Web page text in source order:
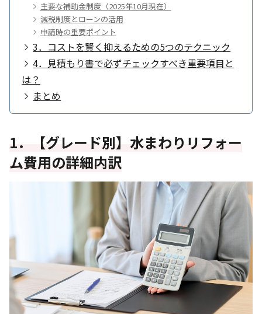
主要な補助金制度（2025年10月現在）
減税制度とローンの活用
申請時の重要ポイント
3．コストを賢く抑えるための5つのテクニック
4．見積もり書で必ずチェックすべき重要項目と
は？
まとめ
1．【グレード別】水まわりリフォー
ム費用の詳細内訳